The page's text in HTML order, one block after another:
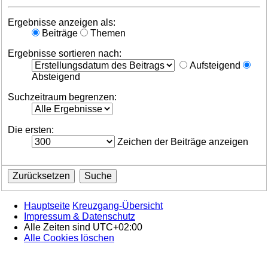
Ergebnisse anzeigen als:
Beiträge
Themen
Ergebnisse sortieren nach:
Aufsteigend
Absteigend
Suchzeitraum begrenzen:
Die ersten:
Zeichen der Beiträge anzeigen
Hauptseite Kreuzgang-Übersicht
Impressum & Datenschutz
Alle Zeiten sind UTC+02:00
Alle Cookies löschen